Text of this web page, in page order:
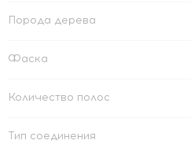
Порода дерева
Фаска
Количество полос
Тип соединения